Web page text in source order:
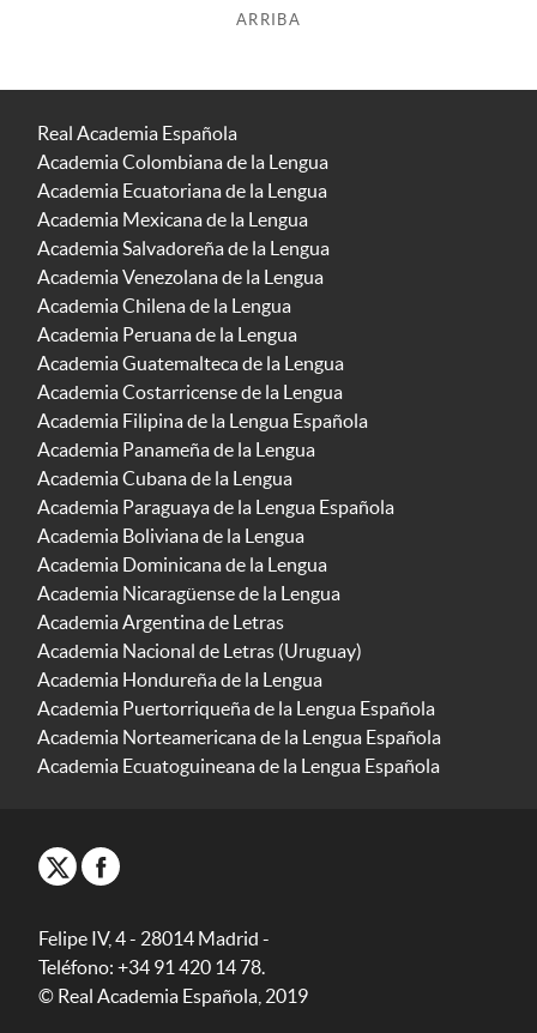
ARRIBA
Real Academia Española
Academia Colombiana de la Lengua
Academia Ecuatoriana de la Lengua
Academia Mexicana de la Lengua
Academia Salvadoreña de la Lengua
Academia Venezolana de la Lengua
Academia Chilena de la Lengua
Academia Peruana de la Lengua
Academia Guatemalteca de la Lengua
Academia Costarricense de la Lengua
Academia Filipina de la Lengua Española
Academia Panameña de la Lengua
Academia Cubana de la Lengua
Academia Paraguaya de la Lengua Española
Academia Boliviana de la Lengua
Academia Dominicana de la Lengua
Academia Nicaragüense de la Lengua
Academia Argentina de Letras
Academia Nacional de Letras (Uruguay)
Academia Hondureña de la Lengua
Academia Puertorriqueña de la Lengua Española
Academia Norteamericana de la Lengua Española
Academia Ecuatoguineana de la Lengua Española
Felipe IV, 4 - 28014 Madrid -
Teléfono: +34 91 420 14 78.
© Real Academia Española, 2019